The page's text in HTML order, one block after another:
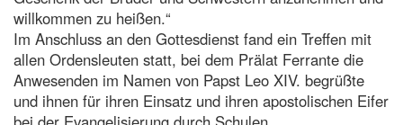
willkommen zu heißen.“
Im Anschluss an den Gottesdienst fand ein Treffen mit
allen Ordensleuten statt, bei dem Prälat Ferrante die
Anwesenden im Namen von Papst Leo XIV. begrüßte
und ihnen für ihren Einsatz und ihren apostolischen Eifer